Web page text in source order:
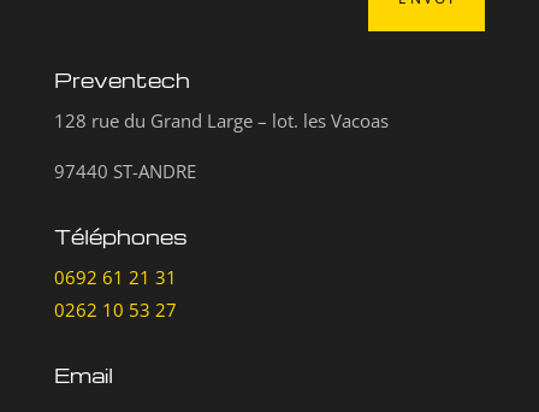
Preventech
128 rue du Grand Large – lot. les Vacoas
97440 ST-ANDRE
Téléphones
0692 61 21 31
0262 10 53 27
Email